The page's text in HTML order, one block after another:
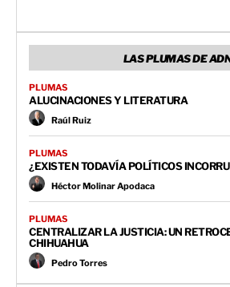
LAS PLUMAS DE
PLUMAS
ALUCINACIONES Y LITERATURA
Raúl Ruiz
PLUMAS
¿EXISTEN TODAVÍA POLÍTICOS
Héctor Molinar Apodaca
PLUMAS
CENTRALIZAR LA JUSTICIA: UN
CHIHUAHUA
Pedro Torres